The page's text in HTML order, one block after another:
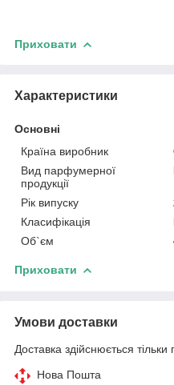
Приховати
Характеристики
Основні
Країна виробник
Вид парфумерної
продукції
Рік випуску
Класифікація
Об`єм
Приховати
Умови доставки
Доставка здійснюється тільки
Нова Пошта